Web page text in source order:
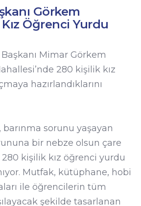
Görkem
Öğrenci Yurdu
Mimar Görkem
280 kişilik kız
hazırlandıklarını
sorunu yaşayan
bir nebze olsun çare
kişilik kız öğrenci yurdu
Mutfak, kütüphane, hobi
ile öğrencilerin tüm
şekilde tasarlanan